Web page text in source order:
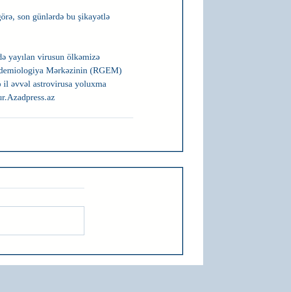
son günlərdə bu şikayətlə
yayılan virusun ölkəmizə
Mərkəzinin (RGEM)
əvvəl astrovirusa yoluxma